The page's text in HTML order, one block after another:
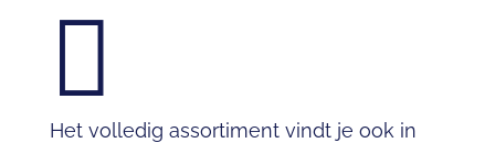

Het volledig assortiment vindt je ook in